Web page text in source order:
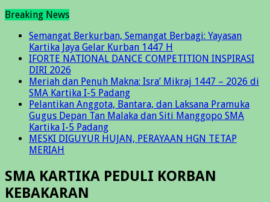
Breaking News
Semangat Berkurban, Semangat Berbagi: Yayasan
Kartika Jaya Gelar Kurban 1447 H
IFORTE NATIONAL DANCE COMPETITION INSPIRASI
DIRI 2026
Meriah dan Penuh Makna: Isra’ Mikraj 1447 – 2026 di
SMA Kartika I-5 Padang
Pelantikan Anggota, Bantara, dan Laksana Pramuka
Gugus Depan Tan Malaka dan Siti Manggopo SMA
Kartika I-5 Padang
MESKI DIGUYUR HUJAN, PERAYAAN HGN TETAP
MERIAH
SMA KARTIKA PEDULI KORBAN
KEBAKARAN